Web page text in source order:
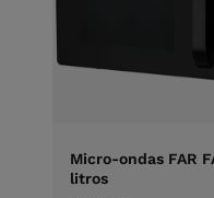
Micro-ondas FAR
litros